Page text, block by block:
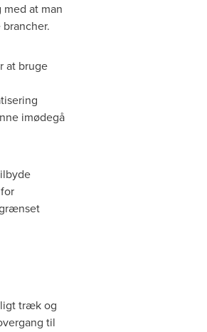
at man
at bruge
imødegå
træk og
til